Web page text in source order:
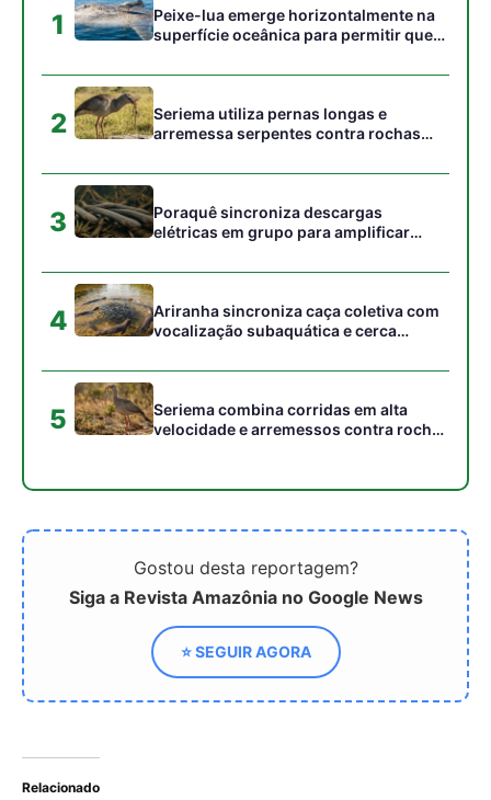
velocidade e arremessos contra rochas
no cerrado
Gostou desta reportagem?
Siga a Revista Amazônia no Google News
Relacionado
Arraia de água doce na
Amazônia — hábitos e
perigos
Arraia de água doce:
como evitar acidentes em
rios e igarapés